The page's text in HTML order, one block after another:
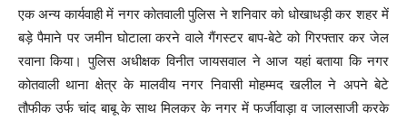
एक अन्य कार्यवाही में नगर कोतवाली पुलिस ने शनिवार को धोखाधड़ी कर शहर में
बड़े पैमाने पर जमीन घोटाला करने वाले गैंगस्टर बाप-बेटे को गिरफ्तार कर जेल
रवाना किया। पुलिस अधीक्षक विनीत जायसवाल ने आज यहां बताया कि नगर
कोतवाली थाना क्षेत्र के मालवीय नगर निवासी मोहम्मद खलील ने अपने बेटे
तौफीक उर्फ चांद बाबू के साथ मिलकर के नगर में फर्जीवाड़ा व जालसाजी करके